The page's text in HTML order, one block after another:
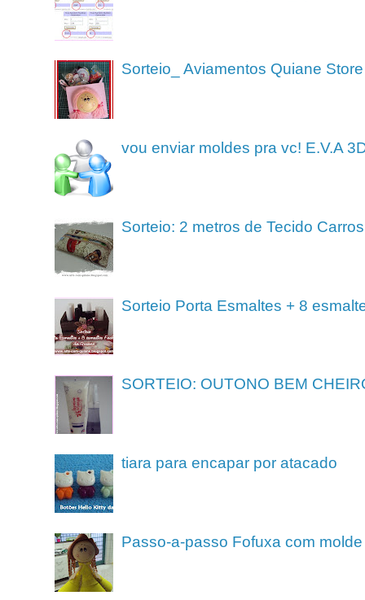
Sorteio_ Aviamentos Quiane Store
vou enviar moldes pra vc! E.V.A
Sorteio: 2 metros de Tecido Carros
Sorteio Porta Esmaltes + 8
SORTEIO: OUTONO BEM
tiara para encapar por atacado
Passo-a-passo Fofuxa com molde